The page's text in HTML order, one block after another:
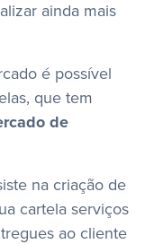
ainda mais
é possível
que tem
de
na criação de
cartela serviços
ao cliente